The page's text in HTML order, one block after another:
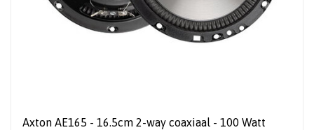
Axton AE165 - 16.5cm 2-way coaxiaal - 100 Watt